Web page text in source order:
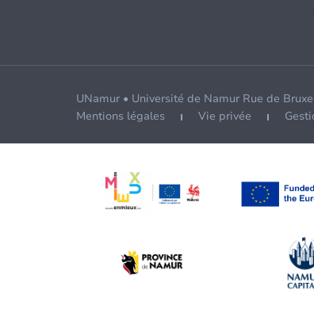
UNamur • Université de Namur Rue de
Mentions légales
Vie privée